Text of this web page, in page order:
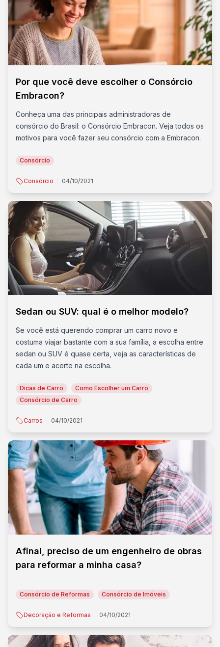
Por que você deve escolher o Consórcio
Embracon?
Conheça uma das principais administradoras de
consórcio do Brasil: o Consórcio Embracon. Veja todos os
motivos para você fazer seu consórcio com a Embracon.
Consórcio
Consórcio 04/10/2021
Sedan ou SUV: qual é o melhor modelo?
Se você está querendo comprar um carro novo e
costuma viajar bastante com a sua família, a escolha entre
sedan ou SUV é quase certa, veja as características de
cada um e acerte na escolha.
Dicas de Carro
Como Escolher um Carro
Consórcio de Carro
Carros 04/10/2021
Afinal, preciso de um engenheiro de obras
para reformar a minha casa?
Consórcio de Reformas Consórcio de Imóveis
Decoração e Reformas 04/10/2021